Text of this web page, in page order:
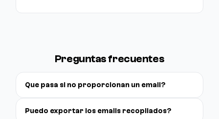
Preguntas frecuentes
Que pasa si no proporcionan un email?
Puedo exportar los emails recopilados?